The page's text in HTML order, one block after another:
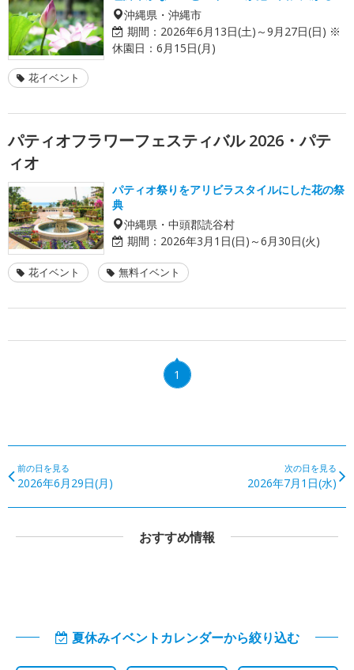
沖縄県・沖縄市
期間： 2026年6月13日(土)～9月27日(日) ※
休園日：6月15日(月)
花イベント
パティオフラワーフェスティバル 2026・パテ
ィオ
パティオ祭りをアリビラスタイルにした花の祭
典
沖縄県・中頭郡読谷村
期間： 2026年3月1日(日)～6月30日(火)
花イベント 無料イベント
1
前の日を見る
2026年6月29日(月)
次の日を見る
2026年7月1日(水)
おすすめ情報
夏休みイベントカレンダーから絞り込む